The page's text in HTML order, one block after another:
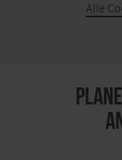
Alle